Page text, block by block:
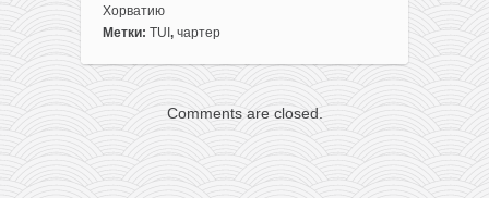
больше
и
горящие
чартеры
Варшавы
Грецию,
Хорватию
Метки: TUI , чартер
Comments are closed.